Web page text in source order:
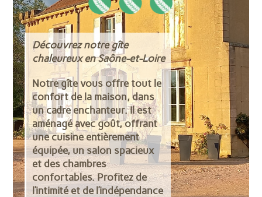
Découvrez notre gîte
chaleureux en Saône-et-Loire
Notre gîte vous offre tout le
confort de la maison, dans
un cadre enchanteur. Il est
aménagé avec goût, offrant
une cuisine entièrement
équipée, un salon spacieux
et des chambres
confortables. Profitez de
l’intimité et de l’indépendance
Disponible Réservé
L M M J V S D
31 1 2